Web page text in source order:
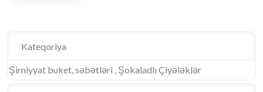
Kateqoriya
Şirniyyat buket, səbətləri , Şokaladlı Çiyələklər